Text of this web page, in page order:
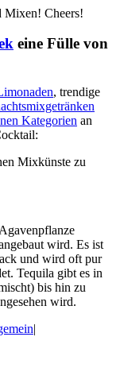
Mixen! Cheers!
eine Fülle von
, trendige
Kategorien an
Mixkünste zu
wird. Es ist
und wird oft pur
Tequila gibt es in
bis hin zu
wird.
|